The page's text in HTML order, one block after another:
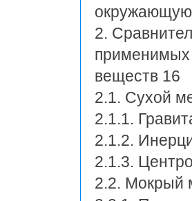
2.
применимых
веществ 16
2.1. Сухой
2.1.1.
2.1.2.
2.1.3.
2.2. Мокрый